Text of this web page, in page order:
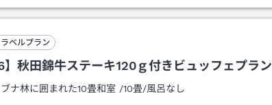
ベルプラン
】秋田錦牛ステーキ120ｇ付きビュッフェプラン
ブナ林に囲まれた10畳和室 /10畳/風呂なし